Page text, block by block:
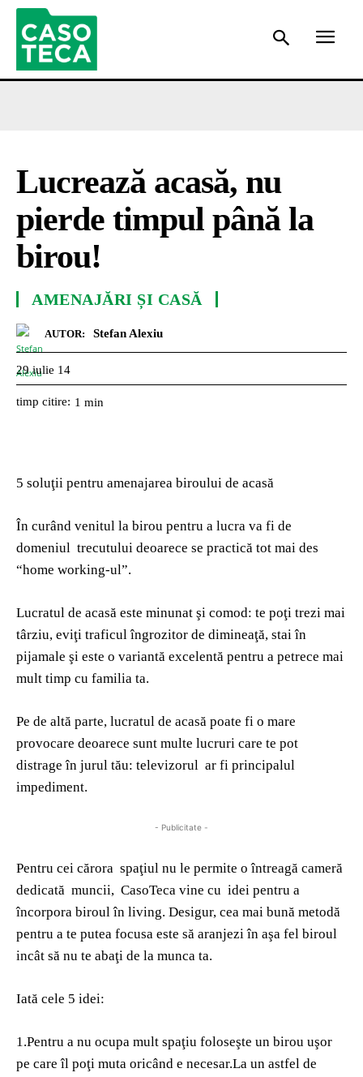
Lucrează acasă, nu
pierde timpul până la
birou!
AMENAJĂRI ȘI CASĂ
AUTOR: Stefan Alexiu
29 iulie 14
timp citire: 1 min
5 soluţii pentru amenajarea biroului de acasă
În curând venitul la birou pentru a lucra va fi de
domeniul trecutului deoarece se practică tot mai des
“home working-ul”.
Lucratul de acasă este minunat şi comod: te poţi trezi mai
târziu, eviţi traficul îngrozitor de dimineaţă, stai în
pijamale şi este o variantă excelentă pentru a petrece mai
mult timp cu familia ta.
Pe de altă parte, lucratul de acasă poate fi o mare
provocare deoarece sunt multe lucruri care te pot
distrage în jurul tău: televizorul ar fi principalul
impediment.
- Publicitate -
Pentru cei cărora spaţiul nu le permite o întreagă cameră
dedicată muncii, CasoTeca vine cu idei pentru a
încorpora biroul în living. Desigur, cea mai bună metodă
pentru a te putea focusa este să aranjezi în aşa fel biroul
incât să nu te abaţi de la munca ta.
Iată cele 5 idei:
1.Pentru a nu ocupa mult spaţiu foloseşte un birou uşor
pe care îl poţi muta oricând e necesar.La un astfel de